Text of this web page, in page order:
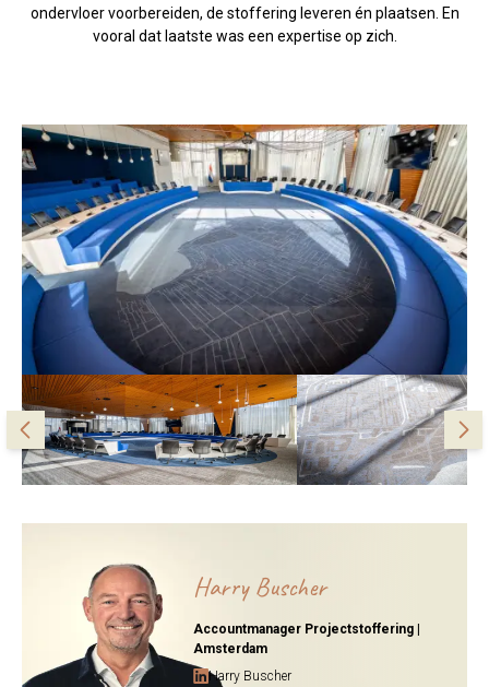
ondervloer voorbereiden, de stoffering leveren én plaatsen. En
vooral dat laatste was een expertise op zich.
Harry Buscher
Accountmanager Projectstoffering |
Amsterdam
Harry Buscher